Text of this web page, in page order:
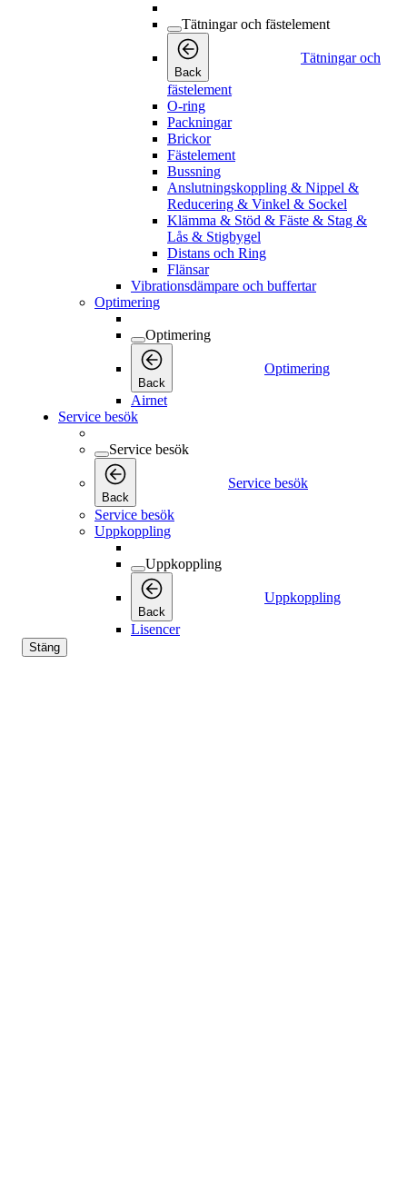
Tätningar och fästelement
Back
Tätningar och
fästelement
O-ring
Packningar
Brickor
Fästelement
Bussning
Anslutningskoppling & Nippel &
Reducering & Vinkel & Sockel
Klämma & Stöd & Fäste & Stag &
Lås & Stigbygel
Distans och Ring
Flänsar
Vibrationsdämpare och buffertar
Optimering
Optimering
Back
Optimering
Airnet
Service besök
Service besök
Back
Service besök
Service besök
Uppkoppling
Uppkoppling
Back
Uppkoppling
Lisencer
Stäng